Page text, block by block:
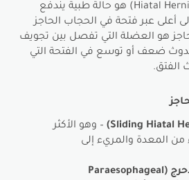
فتق الحجاب الحاجز (Hiatal Hernia) هو حالة طبية يندفع
أعلى عبر فتحة في الحجاب الحاجز
هو العضلة التي تفصل بين تجويف
ضعف أو توسع في الفتحة التي
الفتق.
– وهو الأكثر
من المعدة والمريء إلى
الفتق الثابت أو المتدحرج (Paraesophageal